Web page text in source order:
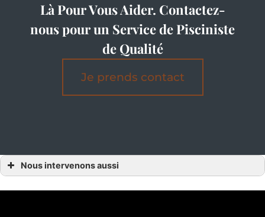
Là Pour Vous Aider. Contactez-
nous pour un Service de Pisciniste
de Qualité
Je prends contact
Nous intervenons aussi